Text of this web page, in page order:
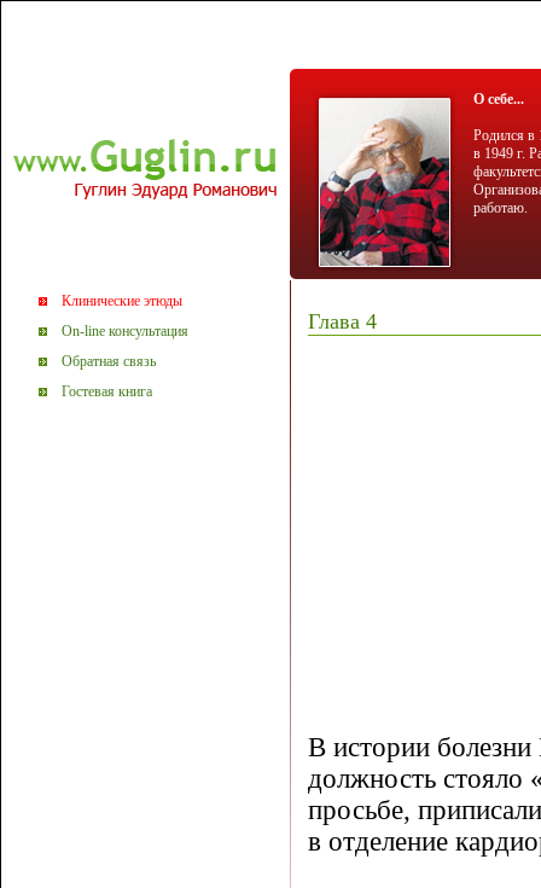
Клинические этюды
On-line консультация
Обратная связь
Гостевая книга
О себе...
Родился в
в 1949 г.
работаю.
Глава 4
В истории
должность сто­яло
просьбе,
в отделение